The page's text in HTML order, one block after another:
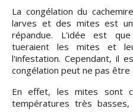
La congélation du
larves et des mites est
répandue. L'idée est
tueraient les mites et
l'infestation. Cependant, il
congélation peut ne pas être
En effet, les mites sont
températures très